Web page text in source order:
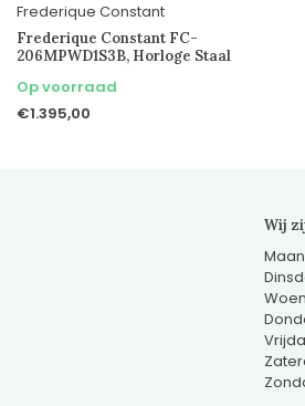
Frederique Constant
Frederique Constant FC-
206MPWD1S3B, Horloge Staal
Op voorraad
€1.395,00
Wij